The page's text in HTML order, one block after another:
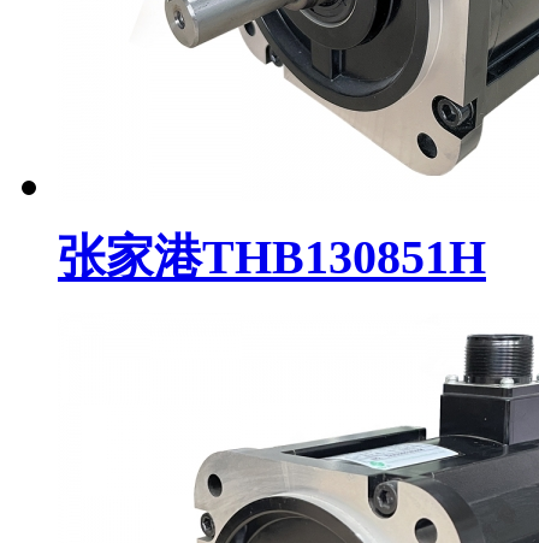
张家港THB130851H